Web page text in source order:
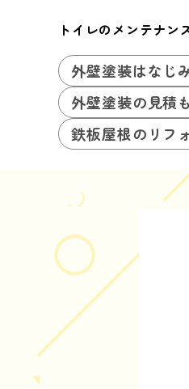
トイレのメンテナン
外壁塗装はなじ
外壁塗装の見積
鉄板屋根のリフ